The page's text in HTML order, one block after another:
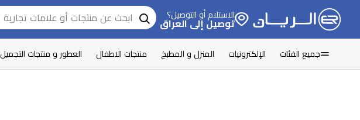
الاستلام أو التوصيل؟
توصيل إلى العراق
جميع الفئات الإلكترونيات المنزل و المطبخ منتجات الاطفال العطور و منتجات التجميل